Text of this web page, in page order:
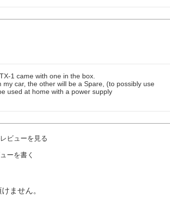
1 came with one in the box.
car, the other will be a Spare, (to possibly use
used at home with a power supply
ビューを見る
ーを書く
ません。